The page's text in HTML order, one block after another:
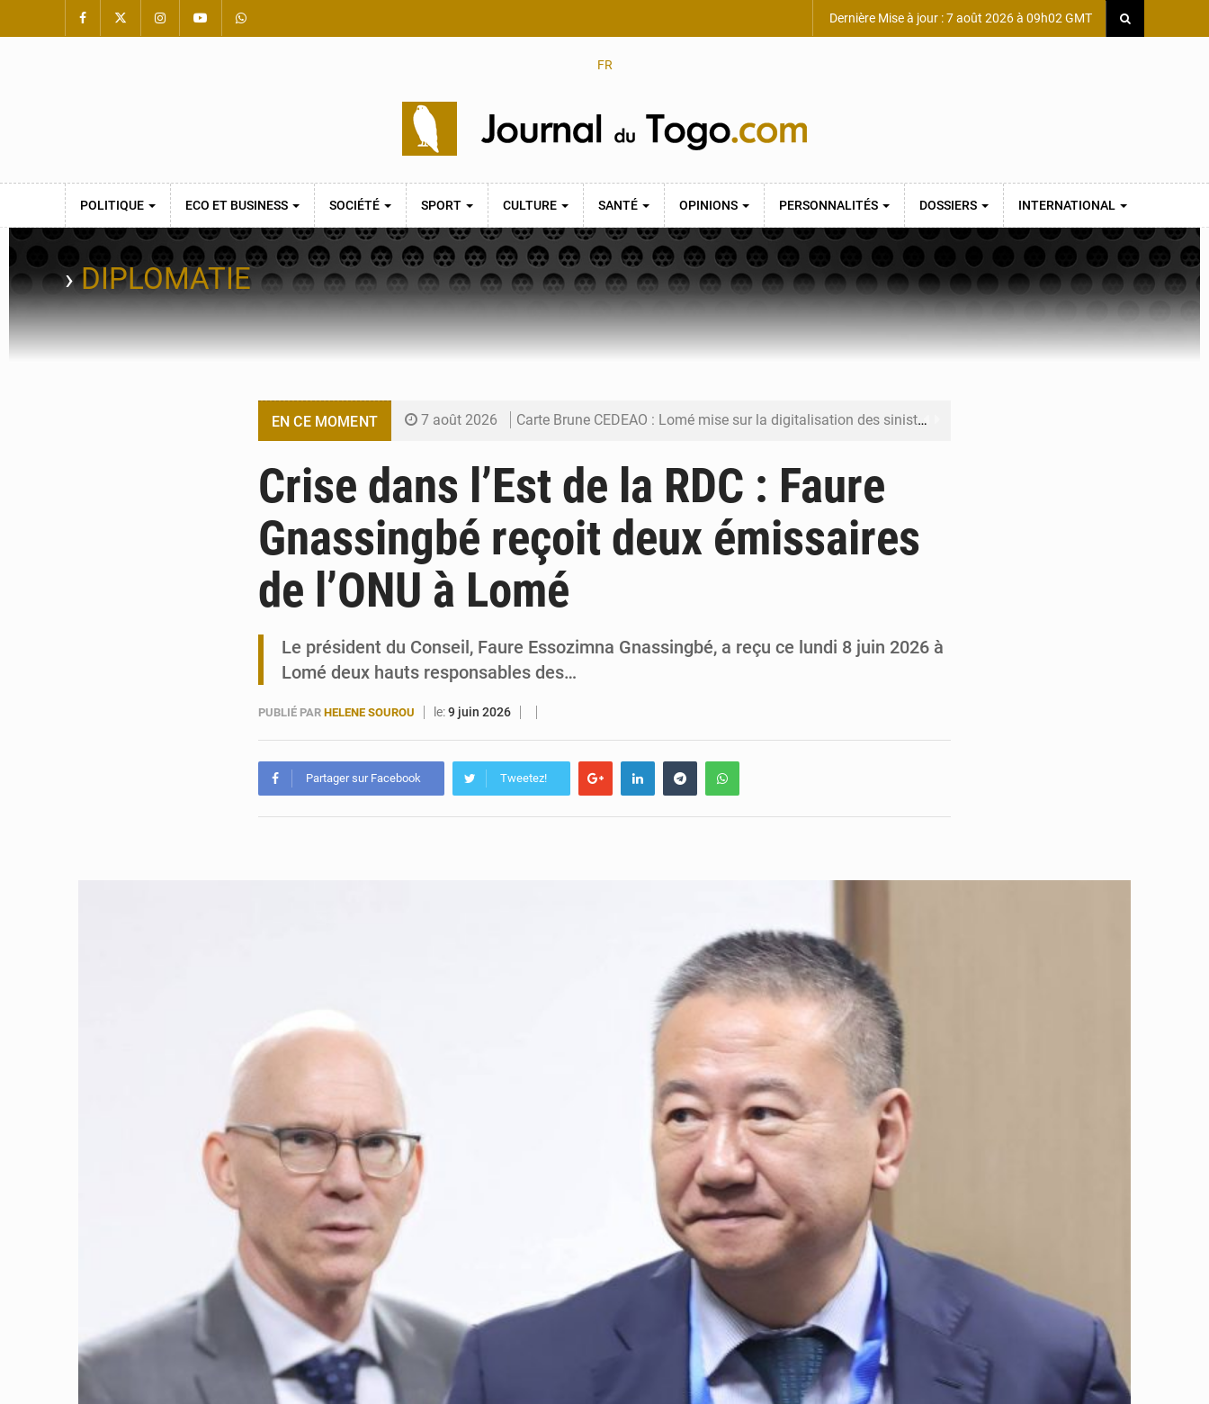
Dernière Mise à jour : 7 août 2026 à 09h02 GMT
FR
POLITIQUE ECO ET BUSINESS SOCIÉTÉ SPORT CULTURE SANTÉ OPINIONS PERSONNALITÉS DOSSIERS INTERNATIONAL
›DIPLOMATIE
EN CE MOMENT 7 août 2026 Carte Brune CEDEAO : Lomé mise sur la digitalisation des sinistres
5 août 2026 Budget vert 2027 : Le ministère de l’Économie forme ses cadres à Lomé
5 août 2026 Travail domestique non rémunéré : à Saly, l’Afrique veut en mesurer la valeur
5 août 2026 Maurice : Démission de la ministre Véronique Leu-Govind
Crise dans l’Est de la RDC : Faure
Gnassingbé reçoit deux émissaires
de l’ONU à Lomé
Le président du Conseil, Faure Essozimna Gnassingbé, a reçu ce lundi 8 juin 2026 à
Lomé deux hauts responsables des…
PUBLIÉ PAR HELENE SOUROU le:9 juin 2026
Partager sur Facebook Tweetez!